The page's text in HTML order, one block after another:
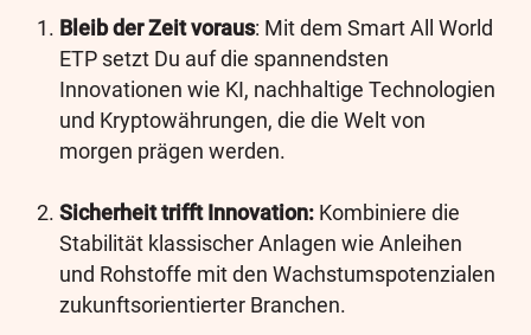
Bleib der Zeit voraus: Mit dem Smart All World
ETP setzt Du auf die spannendsten
Innovationen wie KI, nachhaltige Technologien
und Kryptowährungen, die die Welt von
morgen prägen werden.
Sicherheit trifft Innovation: Kombiniere die
Stabilität klassischer Anlagen wie Anleihen
und Rohstoffe mit den Wachstumspotenzialen
zukunftsorientierter Branchen.